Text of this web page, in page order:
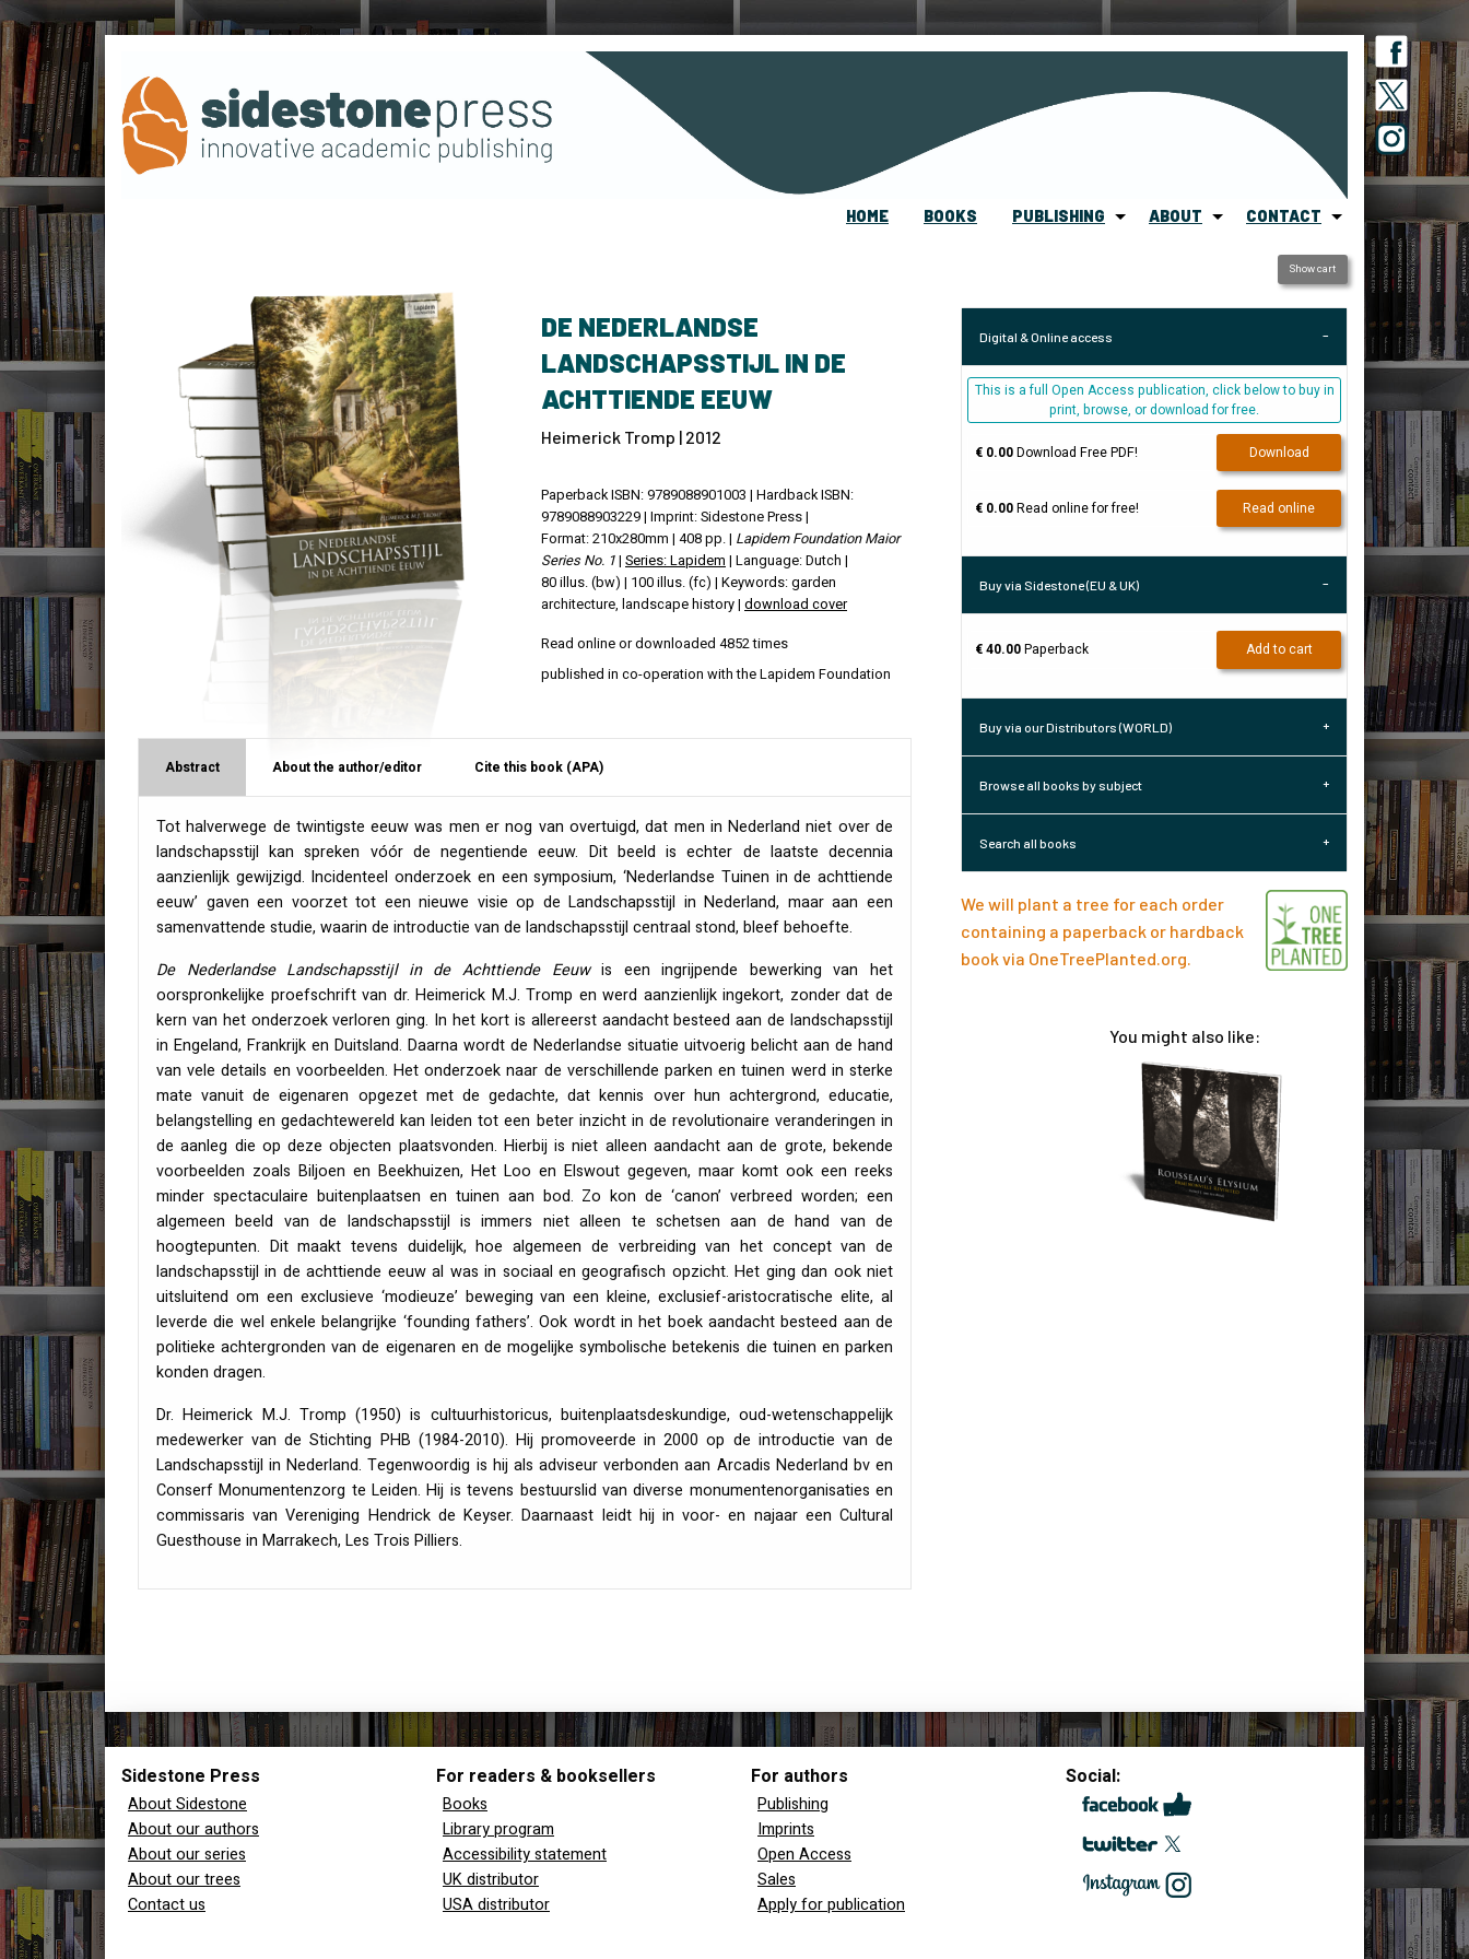
HOME BOOKS PUBLISHING ABOUT CONTACT
DE NEDERLANDSE
LANDSCHAPSSTIJL IN DE
ACHTTIENDE EEUW
Heimerick Tromp | 2012
Paperback ISBN: 9789088901003 | Hardback ISBN:
9789088903229 | Imprint: Sidestone Press |
Format: 210x280mm | 408 pp. | Lapidem Foundation Maior
Series No. 1| Series: Lapidem | Language: Dutch |
80 illus. (bw) | 100 illus. (fc) | Keywords: garden
architecture, landscape history | download cover
Read online or downloaded 4852 times
published in co-operation with the Lapidem Foundation
Abstract About the author/editor Cite this book (APA)
Tot halverwege de twintigste eeuw was men er nog van overtuigd, dat men in Nederland niet over de
landschapsstijl kan spreken vóór de negentiende eeuw. Dit beeld is echter de laatste decennia
aanzienlijk gewijzigd. Incidenteel onderzoek en een symposium, ‘Nederlandse Tuinen in de achttiende
eeuw’ gaven een voorzet tot een nieuwe visie op de Landschapsstijl in Nederland, maar aan een
samenvattende studie, waarin de introductie van de landschapsstijl centraal stond, bleef behoefte.
De Nederlandse Landschapsstijl in de Achttiende Eeuwis een ingrijpende bewerking van het
oorspronkelijke proefschrift van dr. Heimerick M.J. Tromp en werd aanzienlijk ingekort, zonder dat de
kern van het onderzoek verloren ging. In het kort is allereerst aandacht besteed aan de landschapsstijl
in Engeland, Frankrijk en Duitsland. Daarna wordt de Nederlandse situatie uitvoerig belicht aan de hand
van vele details en voorbeelden. Het onderzoek naar de verschillende parken en tuinen werd in sterke
mate vanuit de eigenaren opgezet met de gedachte, dat kennis over hun achtergrond, educatie,
belangstelling en gedachtewereld kan leiden tot een beter inzicht in de revolutionaire veranderingen in
de aanleg die op deze objecten plaatsvonden. Hierbij is niet alleen aandacht aan de grote, bekende
voorbeelden zoals Biljoen en Beekhuizen, Het Loo en Elswout gegeven, maar komt ook een reeks
minder spectaculaire buitenplaatsen en tuinen aan bod. Zo kon de ‘canon’ verbreed worden; een
algemeen beeld van de landschapsstijl is immers niet alleen te schetsen aan de hand van de
hoogtepunten. Dit maakt tevens duidelijk, hoe algemeen de verbreiding van het concept van de
landschapsstijl in de achttiende eeuw al was in sociaal en geografisch opzicht. Het ging dan ook niet
uitsluitend om een exclusieve ‘modieuze’ beweging van een kleine, exclusief-aristocratische elite, al
leverde die wel enkele belangrijke ‘founding fathers’. Ook wordt in het boek aandacht besteed aan de
politieke achtergronden van de eigenaren en de mogelijke symbolische betekenis die tuinen en parken
konden dragen.
Dr. Heimerick M.J. Tromp (1950) is cultuurhistoricus, buitenplaatsdeskundige, oud-wetenschappelijk
medewerker van de Stichting PHB (1984-2010). Hij promoveerde in 2000 op de introductie van de
Landschapsstijl in Nederland. Tegenwoordig is hij als adviseur verbonden aan Arcadis Nederland bv en
Conserf Monumentenzorg te Leiden. Hij is tevens bestuurslid van diverse monumentenorganisaties en
commissaris van Vereniging Hendrick de Keyser. Daarnaast leidt hij in voor- en najaar een Cultural
Guesthouse in Marrakech, Les Trois Pilliers.
Show cart
Digital & Online access
This is a full Open Access publication, click below to buy in
print, browse, or download for free.
€ 0.00Download Free PDF! Download
€ 0.00Read online for free! Read online
Buy via Sidestone (EU & UK)
€ 40.00Paperback Add to cart
Buy via our Distributors (WORLD)
Browse all books by subject
Search all books
We will plant a tree for each order
containing a paperback or hardback
book via OneTreePlanted.org
You might also like:
Sidestone Press
About Sidestone
About our authors
About our series
About our trees
Contact us
For readers & booksellers
Books
Library program
Accessibility statement
UK distributor
USA distributor
For authors
Publishing
Imprints
Open Access
Sales
Apply for publication
Social: